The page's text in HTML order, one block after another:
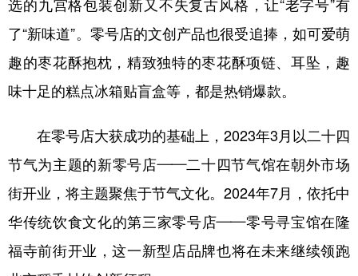
选的九宫格包装创新又不失复古风格，让“老字号”有
了“新味道”。零号店的文创产品也很受追捧，如可爱萌
趣的枣花酥抱枕，精致独特的枣花酥项链、耳坠，趣
味十足的糕点冰箱贴盲盒等，都是热销爆款。
在零号店大获成功的基础上，2023年3月以二十四
节气为主题的新零号店——二十四节气馆在朝外市场
街开业，将主题聚焦于节气文化。2024年7月，依托中
华传统饮食文化的第三家零号店——零号寻宝馆在隆
福寺前街开业，这一新型店品牌也将在未来继续领跑